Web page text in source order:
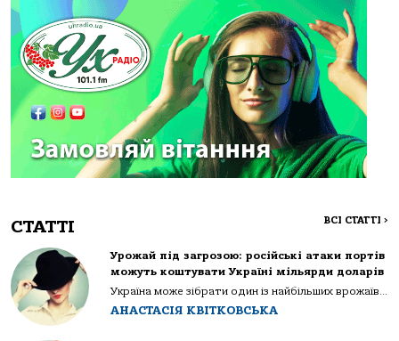
СТАТТІ ВСІ СТАТТІ >
Урожай під загрозою: російські атаки портів
можуть коштувати Україні мільярди доларів
Україна може зібрати один із найбільших врожаїв...
АНАСТАСІЯ КВІТКОВСЬКА